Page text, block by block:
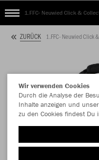
1.FFC- Neuwied Click &
ZURÜCK 1.FFC- Neuwied Click
Wir verwenden Cookies
Durch die Analyse der
Inhalte anzeigen und
zu den Cookies findest Du